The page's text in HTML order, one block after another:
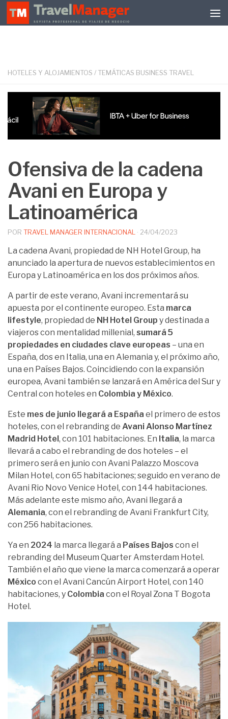
Debajo del contenido
HOTELES Y ALOJAMIENTOS / TEMÁTICAS BUSINESS TRAVEL
Ofensiva de la cadena
Avani en Europa y
Latinoamérica
POR TRAVEL MANAGER INTERNACIONAL · 24/04/2023
La cadena Avani, propiedad de NH Hotel Group, ha
anunciado la apertura de nuevos establecimientos en
Europa y Latinoamérica en los dos próximos años.
A partir de este verano, Avani incrementará su
apuesta por el continente europeo. Esta marca
lifestyle, propiedad de NH Hotel Group y destinada a
viajeros con mentalidad millenial, sumará 5
propiedades en ciudades clave europeas – una en
España, dos en Italia, una en Alemania y, el próximo año,
una en Países Bajos. Coincidiendo con la expansión
europea, Avani también se lanzará en América del Sur y
Central con hoteles en Colombia y México.
Este mes de junio llegará a España el primero de estos
hoteles, con el rebranding de Avani Alonso Martínez
Madrid Hotel, con 101 habitaciones. En Italia, la marca
llevará a cabo el rebranding de dos hoteles – el
primero será en junio con Avani Palazzo Moscova
Milan Hotel, con 65 habitaciones; seguido en verano de
Avani Rio Novo Venice Hotel, con 144 habitaciones.
Más adelante este mismo año, Avani llegará a
Alemania, con el rebranding de Avani Frankfurt City,
con 256 habitaciones.
Ya en 2024 la marca llegará a Países Bajos con el
rebranding del Museum Quarter Amsterdam Hotel.
También el año que viene la marca comenzará a operar
México con el Avani Cancún Airport Hotel, con 140
habitaciones, y Colombia con el Royal Zona T Bogota
Hotel.